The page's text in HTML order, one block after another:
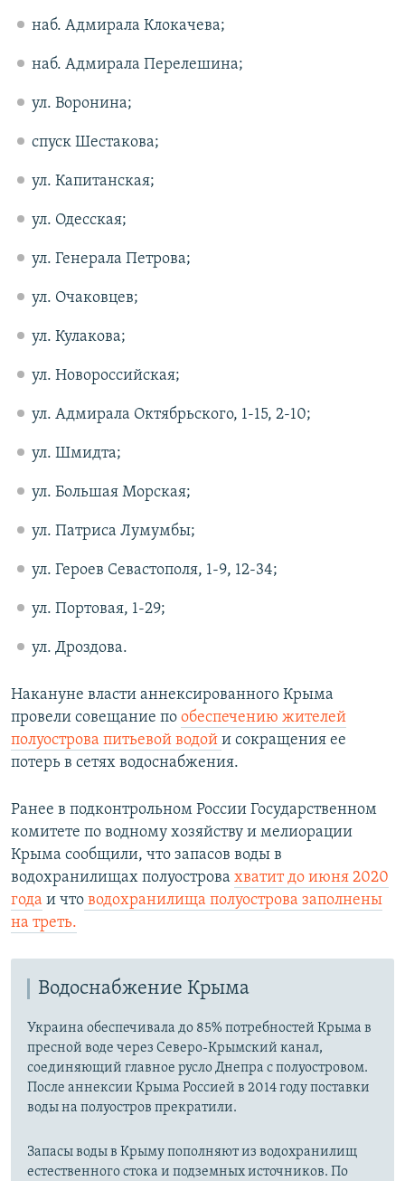
наб. Адмирала Клокачева;
наб. Адмирала Перелешина;
ул. Воронина;
спуск Шестакова;
ул. Капитанская;
ул. Одесская;
ул. Генерала Петрова;
ул. Очаковцев;
ул. Кулакова;
ул. Новороссийская;
ул. Адмирала Октябрьского, 1-15, 2-10;
ул. Шмидта;
ул. Большая Морская;
ул. Патриса Лумумбы;
ул. Героев Севастополя, 1-9, 12-34;
ул. Портовая, 1-29;
ул. Дроздова.
Накануне власти аннексированного Крыма
провели совещание по обеспечению жителей
полуострова питьевой водой и сокращения ее
потерь в сетях водоснабжения.
Ранее в подконтрольном России Государственном
комитете по водному хозяйству и мелиорации
Крыма сообщили, что запасов воды в
водохранилищах полуострова хватит до июня 2020
года и что водохранилища полуострова заполнены
на треть.
Водоснабжение Крыма
Украина обеспечивала до 85% потребностей Крыма в
пресной воде через Северо-Крымский канал,
соединяющий главное русло Днепра с полуостровом.
После аннексии Крыма Россией в 2014 году поставки
воды на полуостров прекратили.
Запасы воды в Крыму пополняют из водохранилищ
естественного стока и подземных источников. По